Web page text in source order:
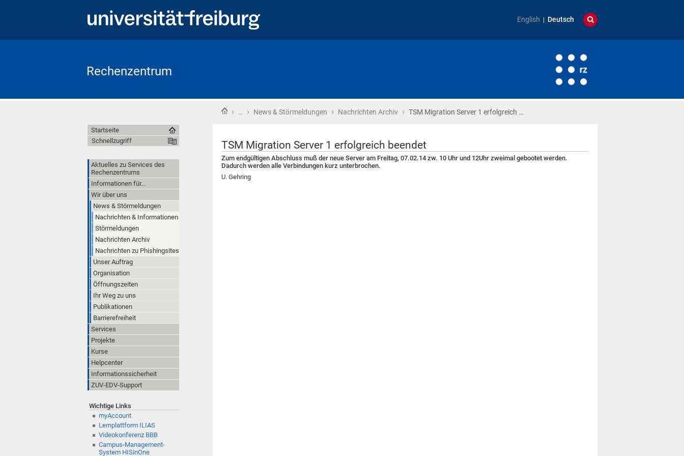
English Deutsch
Rechenzentrum
Startseite
› … › News & Störmeldungen › Nachrichten Archiv › TSM Migration Server 1 erfolgreich …
TSM Migration Server 1 erfolgreich beendet
Zum endgültigen Abschluss muß der neue Server am Freitag, 07.02.14 zw. 10 Uhr und 12Uhr zweimal gebootet werden.
Dadurch werden alle Verbindungen kurz unterbrochen.
U. Gehring
Startseite
Schnellzugriff
Aktuelles zu Services des
Rechenzentrums
Informationen für...
Wir über uns
News & Störmeldungen
Nachrichten & Informationen
Störmeldungen
Nachrichten Archiv
Nachrichten zu Phishingsites
Unser Auftrag
Organisation
Öffnungszeiten
Ihr Weg zu uns
Publikationen
Barrierefreiheit
Services
Projekte
Kurse
Helpcenter
Informationssicherheit
ZUV-EDV-Support
Wichtige Links
myAccount
Lernplattform ILIAS
Videokonferenz BBB
Campus-Management-
System HISinOne